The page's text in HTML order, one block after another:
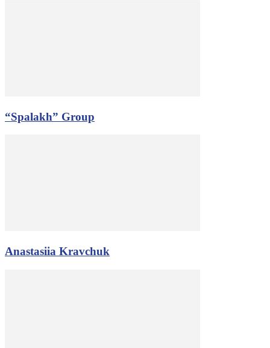
“Spalakh” Group
Anastasiia Kravchuk